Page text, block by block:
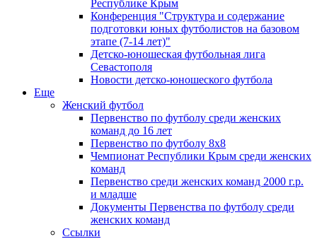
Республике Крым
Конференция "Структура и содержание
подготовки юных футболистов на базовом
этапе (7-14 лет)"
Детско-юношеская футбольная лига
Севастополя
Новости детско-юношеского футбола
Еще
Женский футбол
Первенство по футболу среди женских
команд до 16 лет
Первенство по футболу 8х8
Чемпионат Республики Крым среди женских
команд
Первенство среди женских команд 2000 г.р.
и младше
Документы Первенства по футболу среди
женских команд
Ссылки